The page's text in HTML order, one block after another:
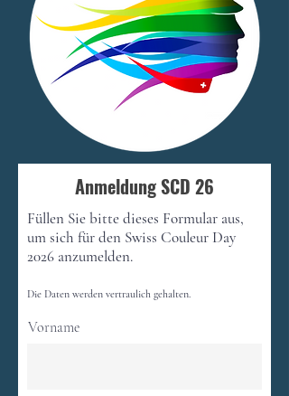
Anmeldung SCD 26
Füllen Sie bitte dieses Formular aus,
um sich für den Swiss Couleur Day
2026 anzumelden.
Die Daten werden vertraulich gehalten.
Vorname